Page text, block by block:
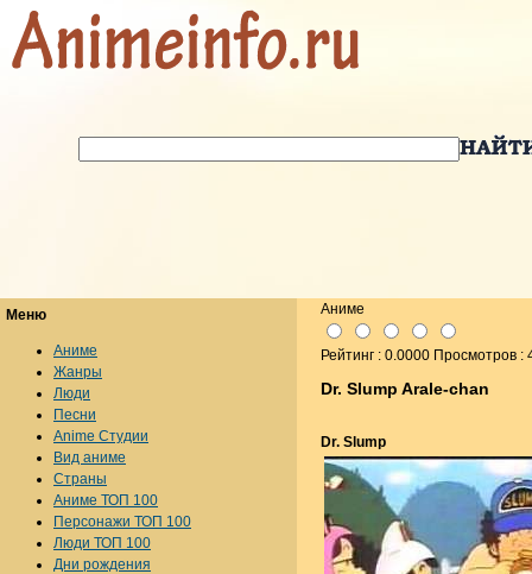
Аниме
Рейтинг : 0.0000 Просмотров :
Dr. Slump Arale-chan
Dr. Slump
Меню
Аниме
Жанры
Люди
Песни
Anime Студии
Вид аниме
Страны
Аниме ТОП 100
Персонажи ТОП 100
Люди ТОП 100
Дни рождения